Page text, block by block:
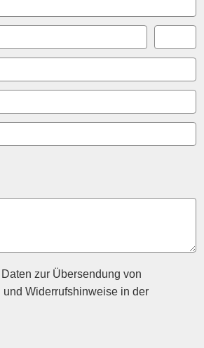
zur Übersendung von
Widerrufshinweise in der